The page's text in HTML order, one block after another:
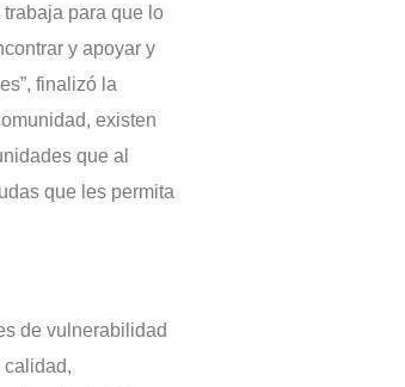
para que lo
y apoyar y
finalizó la
existen
que al
que les permita
de vulnerabilidad
calidad,